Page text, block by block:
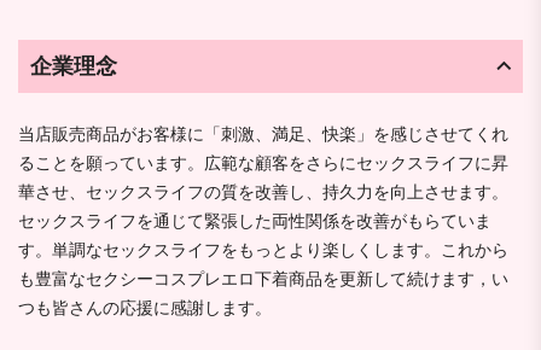
企業理念
当店販売商品がお客様に「刺激、満足、快楽」を感じさせてくれ
ることを願っています。広範な顧客をさらにセックスライフに昇
華させ、セックスライフの質を改善し、持久力を向上させます。
セックスライフを通じて緊張した両性関係を改善がもらていま
す。単調なセックスライフをもっとより楽しくします。これから
も豊富なセクシーコスプレエロ下着商品を更新して続けます，い
つも皆さんの応援に感謝します。